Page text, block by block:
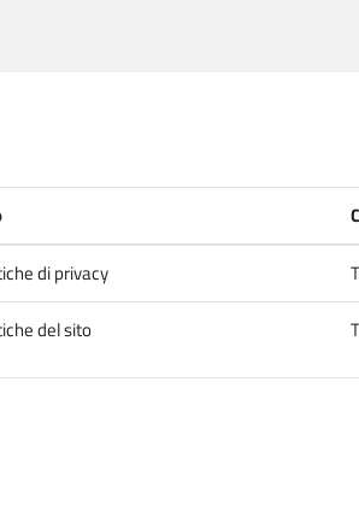
di privacy
del sito